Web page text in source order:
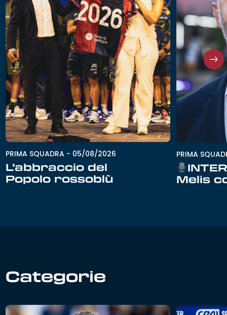
PRIMA SQUADRA - 05/08/2026
L’abbraccio del
Popolo rossoblù
PRIMA
Melis
Categorie